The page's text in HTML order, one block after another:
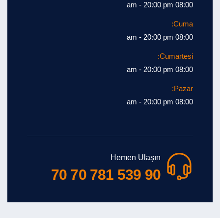
08:00 am - 20:00 pm
Cuma:
08:00 am - 20:00 pm
Cumartesi:
08:00 am - 20:00 pm
Pazar:
08:00 am - 20:00 pm
Hemen Ulaşın
90 539 781 70 70